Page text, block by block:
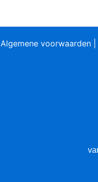
worden
Algemene voorwaarden